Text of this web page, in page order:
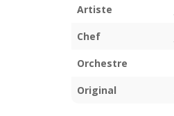
Artiste
Chef
Orchestre
Original